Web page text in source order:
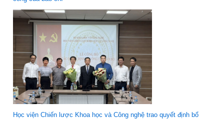
Học viện Chiến lược Khoa học và Công nghệ trao quyết định bổ